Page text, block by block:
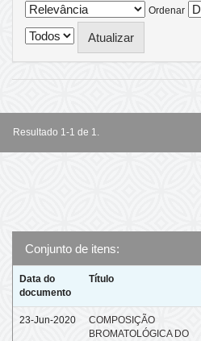
Ordenar
Resultado 1-1 de 1.
Conjunto de itens:
Data do
documento
Título
23-Jun-2020
COMPOSIÇÃO
BROMATOLÓGICA DO